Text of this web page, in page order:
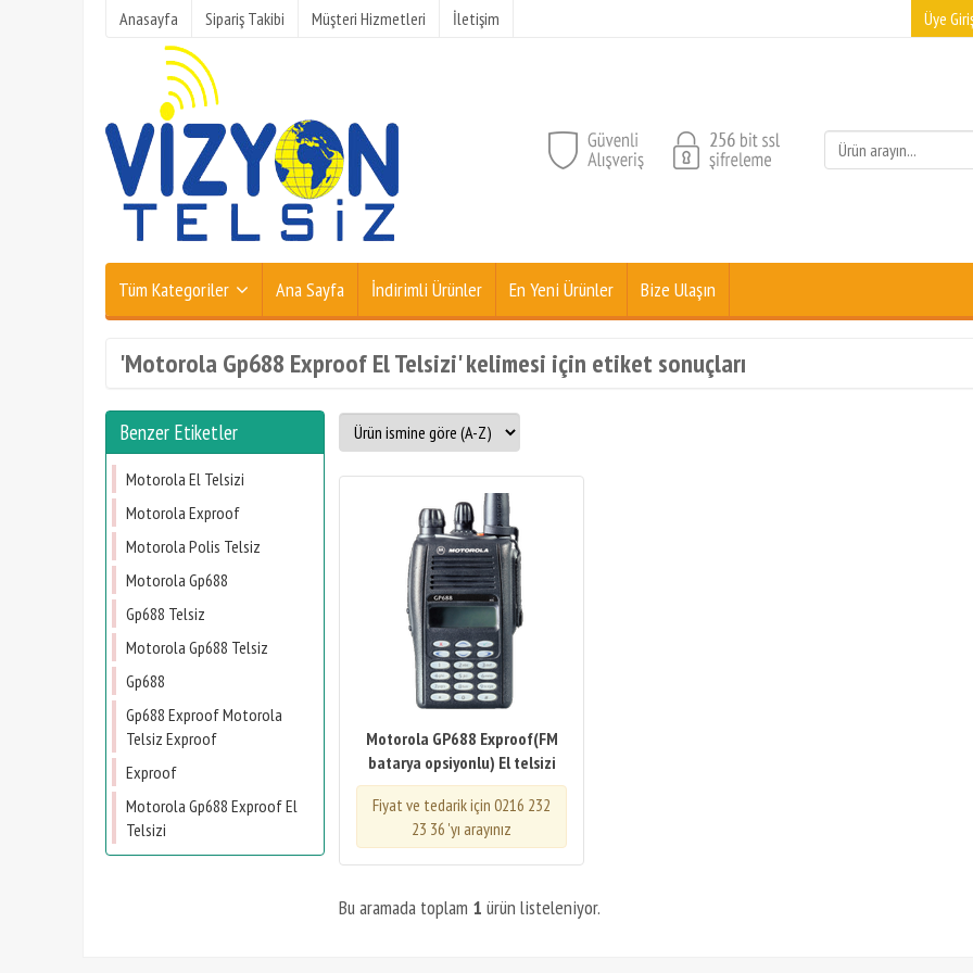
Anasayfa Sipariş Takibi Müşteri Hizmetleri İletişim Üye
Tüm Kategoriler Ana Sayfa İndirimli Ürünler En Yeni Ürünler Bize Ulaşın
'Motorola Gp688 Exproof El Telsizi' kelimesi için etiket sonuçları
Benzer Etiketler
Motorola El Telsizi
Motorola Exproof
Motorola Polis Telsiz
Motorola Gp688
Gp688 Telsiz
Motorola Gp688 Telsiz
Gp688
Gp688 Exproof Motorola
Telsiz Exproof
Exproof
Motorola Gp688 Exproof El
Telsizi
Motorola GP688 Exproof(FM
batarya opsiyonlu) El telsizi
Fiyat ve tedarik için 0216 232
23 36 'yı arayınız
Bu aramada toplam 1 ürün listeleniyor.